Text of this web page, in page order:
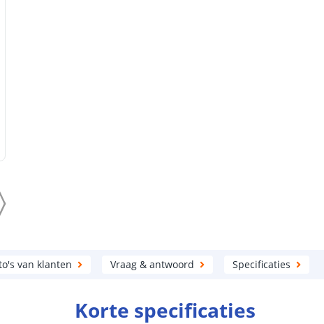
van klanten Vraag & antwoord Specificaties
Korte specificaties